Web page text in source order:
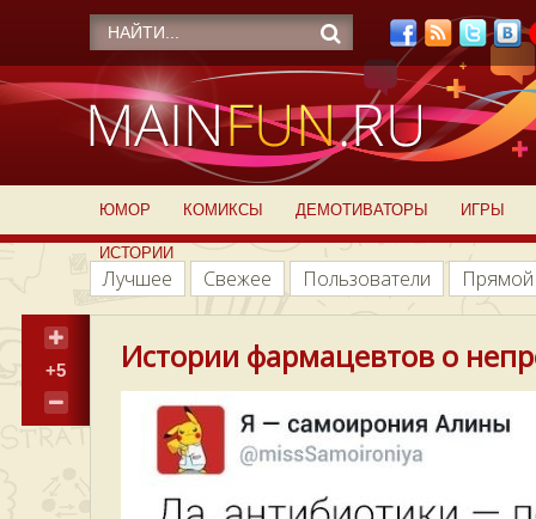
ЮМОР КОМИКСЫ ДЕМОТИВАТОРЫ ИГРЫ
ИСТОРИИ
Лучшее Свежее Пользователи
+5 Истории фармацевтов о